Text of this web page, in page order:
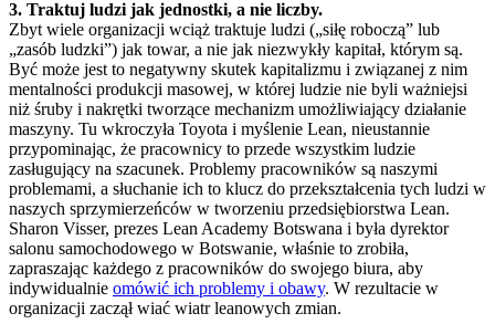
3. Traktuj ludzi jak jednostki, a nie liczby.
Zbyt wiele organizacji wciąż traktuje ludzi („siłę roboczą” lub
„zasób ludzki”) jak towar, a nie jak niezwykły kapitał, którym są.
Być może jest to negatywny skutek kapitalizmu i związanej z nim
mentalności produkcji masowej, w której ludzie nie byli ważniejsi
niż śruby i nakrętki tworzące mechanizm umożliwiający działanie
maszyny. Tu wkroczyła Toyota i myślenie Lean, nieustannie
przypominając, że pracownicy to przede wszystkim ludzie
zasługujący na szacunek. Problemy pracowników są naszymi
problemami, a słuchanie ich to klucz do przekształcenia tych ludzi w
naszych sprzymierzeńców w tworzeniu przedsiębiorstwa Lean.
Sharon Visser, prezes Lean Academy Botswana i była dyrektor
salonu samochodowego w Botswanie, właśnie to zrobiła,
zapraszając każdego z pracowników do swojego biura, aby
indywidualnie omówić ich problemy i obawy. W rezultacie w
organizacji zaczął wiać wiatr leanowych zmian.